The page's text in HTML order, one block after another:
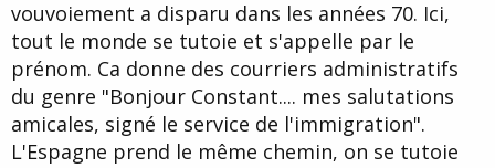
vouvoiement a disparu dans les années 70. Ici,
tout le monde se tutoie et s'appelle par le
prénom. Ca donne des courriers administratifs
du genre "Bonjour Constant.... mes salutations
amicales, signé le service de l'immigration".
L'Espagne prend le même chemin, on se tutoie